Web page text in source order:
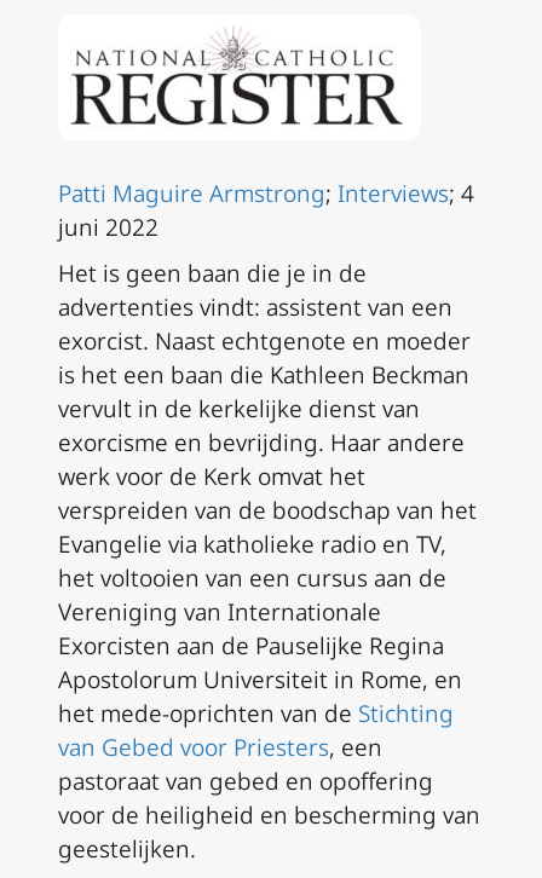
Patti Maguire Armstrong; Interviews; 4
juni 2022
Het is geen baan die je in de
advertenties vindt: assistent van een
exorcist. Naast echtgenote en moeder
is het een baan die Kathleen Beckman
vervult in de kerkelijke dienst van
exorcisme en bevrijding. Haar andere
werk voor de Kerk omvat het
verspreiden van de boodschap van het
Evangelie via katholieke radio en TV,
het voltooien van een cursus aan de
Vereniging van Internationale
Exorcisten aan de Pauselijke Regina
Apostolorum Universiteit in Rome, en
het mede-oprichten van de Stichting
van Gebed voor Priesters, een
pastoraat van gebed en opoffering
voor de heiligheid en bescherming van
geestelijken.